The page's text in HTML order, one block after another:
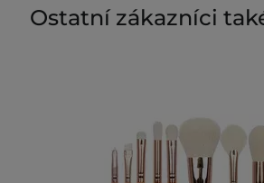
Ostatní zákazníci